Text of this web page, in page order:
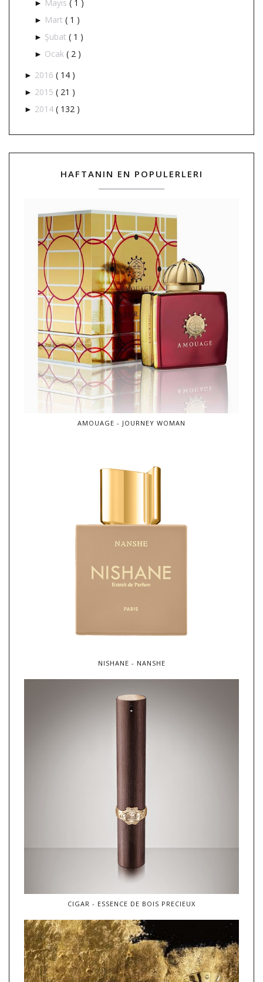
► Mayıs ( 1 )
► Mart ( 1 )
► Şubat ( 1 )
► Ocak ( 2 )
► 2016 ( 14 )
► 2015 ( 21 )
► 2014 ( 132 )
HAFTANIN EN POPULERLERI
AMOUAGE - JOURNEY WOMAN
NISHANE - NANSHE
CIGAR - ESSENCE DE BOIS PRECIEUX